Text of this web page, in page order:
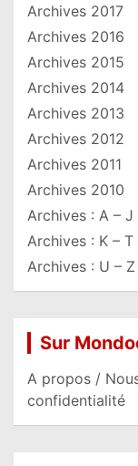
Archives 2017
Archives 2016
Archives 2015
Archives 2014
Archives 2013
Archives 2012
Archives 2011
Archives 2010
Archives : A – J
Archives : K – T
Archives : U – Z
Sur
A propos /
confidentialité